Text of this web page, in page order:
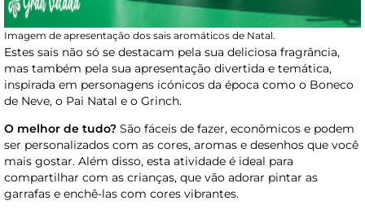
Imagem de apresentação dos sais aromáticos de Natal.
Estes sais não só se destacam pela sua deliciosa fragrância,
mas também pela sua apresentação divertida e temática,
inspirada em personagens icónicos da época como o Boneco
de Neve, o Pai Natal e o Grinch.
O melhor de tudo? São fáceis de fazer, econômicos e podem
ser personalizados com as cores, aromas e desenhos que você
mais gostar. Além disso, esta atividade é ideal para
compartilhar com as crianças, que vão adorar pintar as
garrafas e enchê-las com cores vibrantes.